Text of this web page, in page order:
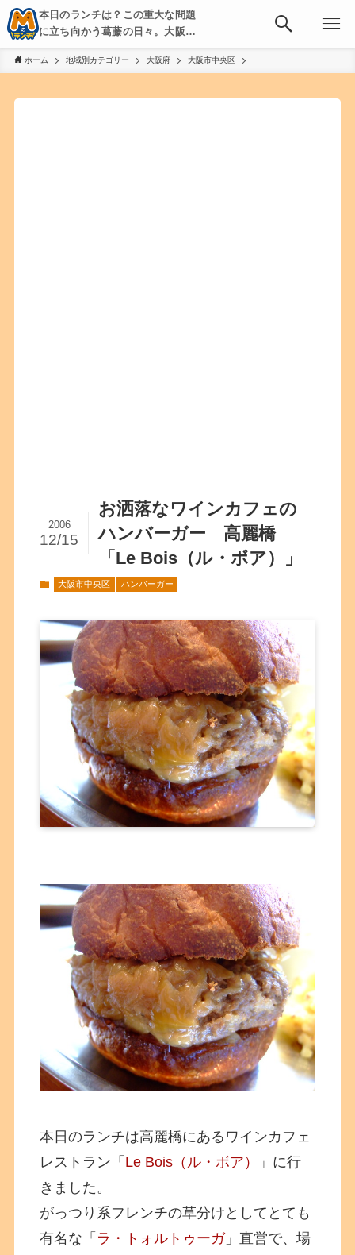
本日のランチは？この重大な問題
に立ち向かう葛藤の日々。大阪・
京都・神戸を中心とした食べ歩
き、飲み歩きを綴る。
ホーム 地域別カテゴリー 大阪府 大阪市中央区
お洒落なワインカフェの
ハンバーガー 高麗橋
「Le Bois（ル・ボア）」
2006
12/15
大阪市中央区 ハンバーガー
本日のランチは高麗橋にあるワインカフェ
レストラン「 Le Bois（ル・ボア）
」に行
きました。
がっつり系フレンチの草分けとしてとても
有名な「 ラ・トォルトゥーガ」直営で、場